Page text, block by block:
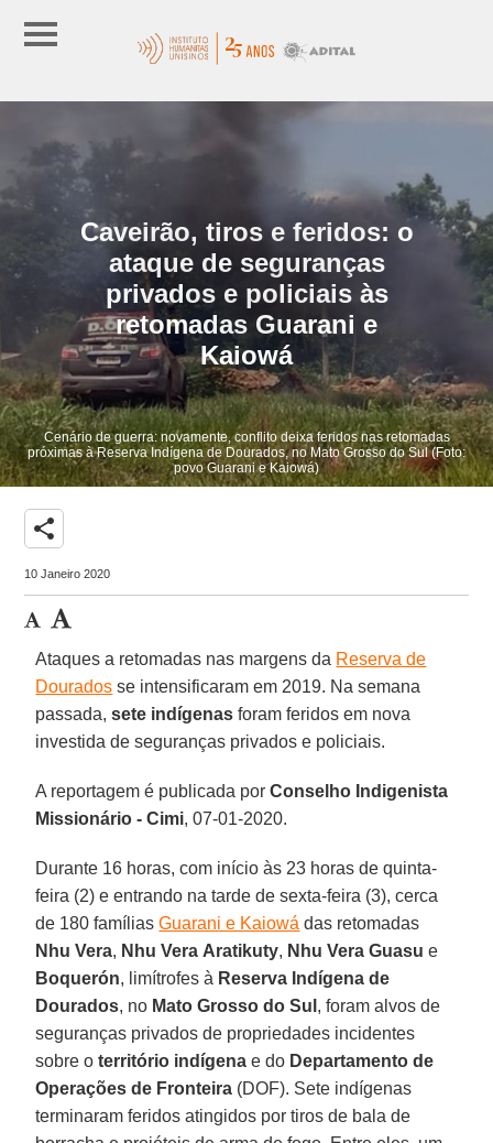
Caveirão, tiros e feridos: o
ataque de seguranças
privados e policiais às
retomadas Guarani e
Kaiowá
Cenário de guerra: novamente, conflito deixa feridos nas retomadas
próximas à Reserva Indígena de Dourados, no Mato Grosso do Sul (Foto:
povo Guarani e Kaiowá)
share
10 Janeiro 2020
Ataques a retomadas nas margens da Reserva de
Dourados se intensificaram em 2019. Na semana
passada,sete indígenas foram feridos em nova
investida de seguranças privados e policiais.
A reportagem é publicada porConselho Indigenista
Missionário - Cimi, 07-01-2020.
Durante 16 horas, com início às 23 horas de quinta-
feira (2) e entrando na tarde de sexta-feira (3), cerca
de 180 famíliasGuarani e Kaiowá das retomadas
Nhu Vera, Nhu Vera Aratikuty, Nhu Vera Guasu e
Boquerón, limítrofes à Reserva Indígena de
Dourados, no Mato Grosso do Sul , foram alvos de
seguranças privados de propriedades incidentes
sobre oterritório indígena e do Departamento de
Operações de Fronteira (DOF). Sete indígenas
terminaram feridos atingidos por tiros de bala de